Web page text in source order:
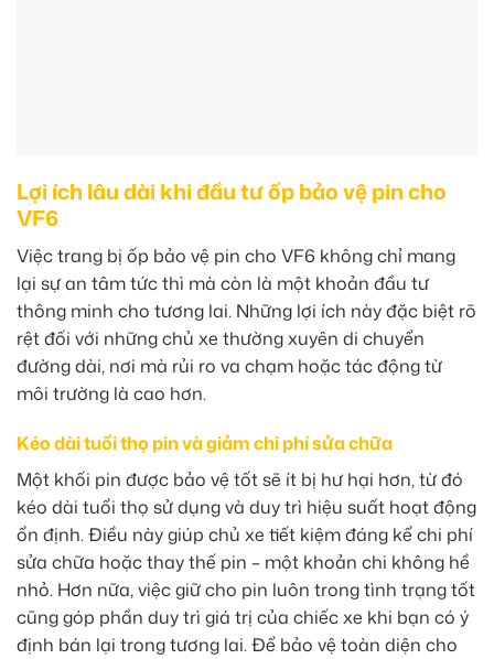
Lợi ích lâu dài khi đầu tư ốp bảo vệ pin cho
VF6
Việc trang bị ốp bảo vệ pin cho VF6 không chỉ mang
lại sự an tâm tức thì mà còn là một khoản đầu tư
thông minh cho tương lai. Những lợi ích này đặc biệt rõ
rệt đối với những chủ xe thường xuyên di chuyển
đường dài, nơi mà rủi ro va chạm hoặc tác động từ
môi trường là cao hơn.
Kéo dài tuổi thọ pin và giảm chi phí sửa chữa
Một khối pin được bảo vệ tốt sẽ ít bị hư hại hơn, từ đó
kéo dài tuổi thọ sử dụng và duy trì hiệu suất hoạt động
ổn định. Điều này giúp chủ xe tiết kiệm đáng kể chi phí
sửa chữa hoặc thay thế pin – một khoản chi không hề
nhỏ. Hơn nữa, việc giữ cho pin luôn trong tình trạng tốt
cũng góp phần duy trì giá trị của chiếc xe khi bạn có ý
định bán lại trong tương lai. Để bảo vệ toàn diện cho